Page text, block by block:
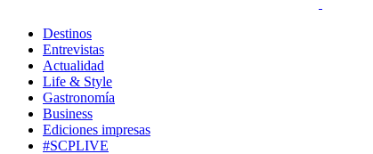
Destinos
Entrevistas
Actualidad
Life & Style
Gastronomía
Business
Ediciones impresas
#SCPLIVE